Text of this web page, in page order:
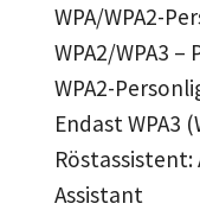
WPA/WPA2-
WPA2/WPA3
WPA2-
Endast WPA3
Röstassistent:
Assistant